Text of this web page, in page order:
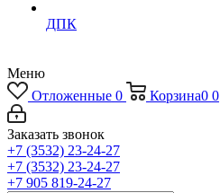
ДПК
Меню
Отложенные 0 Корзина0 0
Заказать звонок
+7 (3532) 23-24-27
+7 (3532) 23-24-27
+7 905 819-24-27